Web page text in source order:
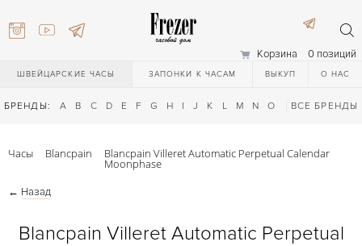
Корзина 0 позиций
ШВЕЙЦАРСКИЕ ЧАСЫ ЗАПОНКИ К ЧАСАМ ВЫКУП О НАС
БРЕНДЫ: A B C D E F G H I J K L M N O Q R S T
ВСЕ БРЕНДЫ
Часы Blancpain Blancpain Villeret Automatic Perpetual Calendar
Moonphase
← Назад
Blancpain Villeret Automatic Perpetual